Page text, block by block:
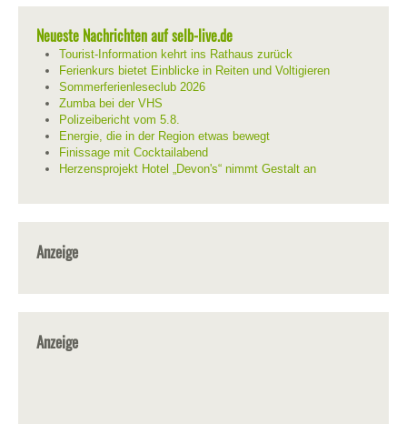
Neueste Nachrichten auf selb-live.de
Tourist-Information kehrt ins Rathaus zurück
Ferienkurs bietet Einblicke in Reiten und Voltigieren
Sommerferienleseclub 2026
Zumba bei der VHS
Polizeibericht vom 5.8.
Energie, die in der Region etwas bewegt
Finissage mit Cocktailabend
Herzensprojekt Hotel „Devon's“ nimmt Gestalt an
Anzeige
Anzeige